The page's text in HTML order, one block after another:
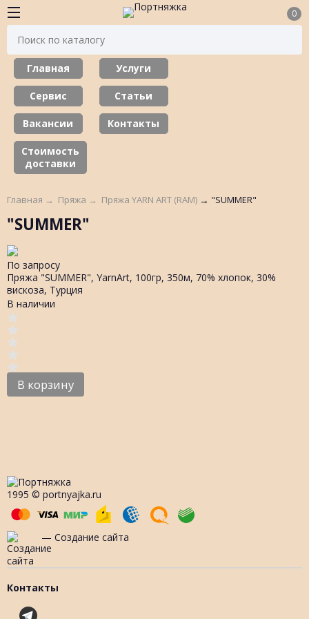
0
Главная Услуги
Сервис Статьи
Вакансии Контакты
Стоимость
доставки
Главная → Пряжа → Пряжа YARN ART (RAM) → "SUMMER"
"SUMMER"
По запросу
Пряжа "SUMMER", YarnArt, 100гр, 350м, 70% хлопок, 30%
вискоза, Турция
В наличии
В корзину
1995 © portnyajka.ru
— Создание сайта
Контакты